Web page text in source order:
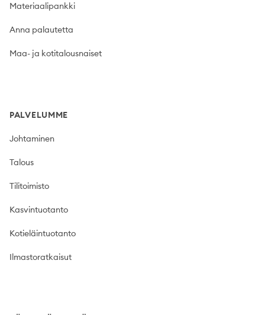
Materiaalipankki
Anna palautetta
Maa- ja kotitalousnaiset
PALVELUMME
Johtaminen
Talous
Tilitoimisto
Kasvintuotanto
Kotieläintuotanto
Ilmastoratkaisut